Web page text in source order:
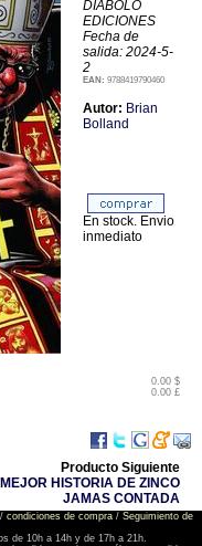
DIABOLO
EDICIONES
Fecha de
salida: 2024-5-
2
EAN: 9788419790460
Autor: Brian
Bolland
0.00 $
0.00 £
En stock. Envio
inmediato
Producto Siguiente
HISTORIA DE ZINCO
JAMAS CONTADA
/ condiciones de compra/ Seguimiento de
de 10h a 14h y de 17h a 21h.